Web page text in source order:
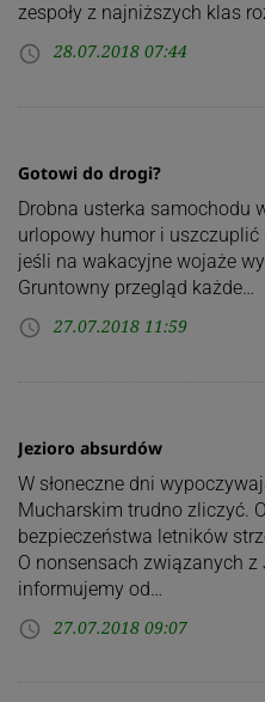
zespoły z najniższych klas
access_time 28.07.2018 07:44
Gotowi do drogi?
Drobna usterka samochodu
urlopowy humor i uszczuplić
jeśli na wakacyjne wojaże
Gruntowny przegląd każde…
access_time 27.07.2018 11:59
Jezioro absurdów
W słoneczne dni
Mucharskim trudno zliczyć.
bezpieczeństwa letników
O nonsensach związanych
informujemy od…
access_time 27.07.2018 09:07